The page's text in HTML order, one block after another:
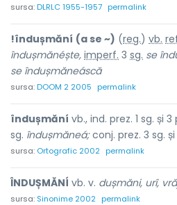
sursa:DLRLC 1955-1957 permalink
!îndușmăní (a se ~) (reg.) vb.
îndușmănéște, imperf. 3 sg. se
se îndușmăneáscă
sursa:DOOM 2 2005 permalink
îndușmăní vb., ind. prez. 1 sg. și 3
sg. îndușmăneá;conj. prez. 3 sg. și
sursa: Ortografic 2002 permalink
ÎNDUȘMĂNÍ vb. v. dușmăni, urî,
sursa: Sinonime 2002 permalink